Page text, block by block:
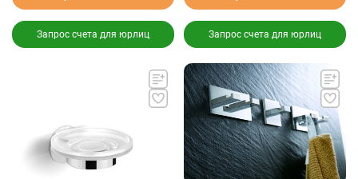
Запрос счета для юрлиц Запрос счета для юрлиц